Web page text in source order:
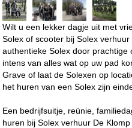
Wilt u een lekker dagje uit met
Solex of scooter bij Solex
authentieke Solex door
intens van alles wat op uw pad
Grave of laat de Solexen op
het huren van een Solex zijn
Een bedrijfsuitje, reünie,
huren bij Solex verhuur De